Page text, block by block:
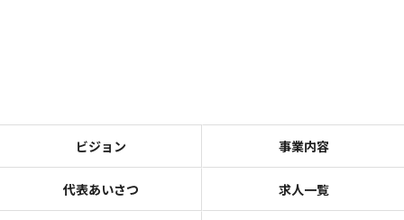
ビジョン 事業内容
代表あいさつ 求人一覧